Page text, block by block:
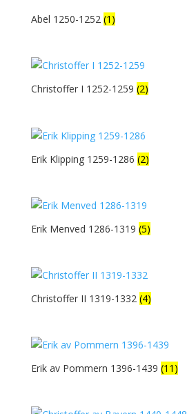
Abel 1250-1252 (1)
Christoffer I 1252-1259 (2)
Erik Klipping 1259-1286 (2)
Erik Menved 1286-1319 (5)
Christoffer II 1319-1332 (4)
Erik av Pommern 1396-1439 (11)